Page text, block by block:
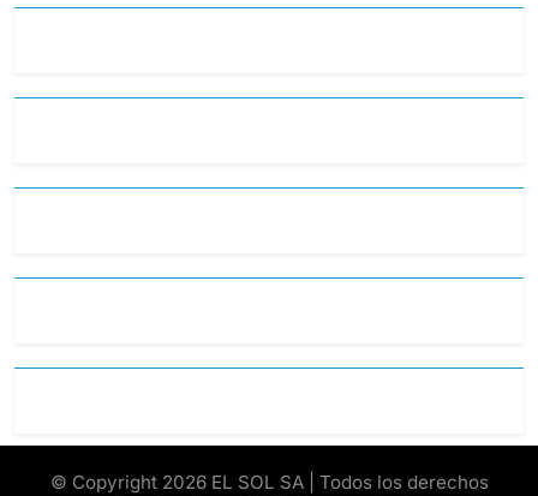
© Copyright 2026 EL SOL SA | Todos los derechos